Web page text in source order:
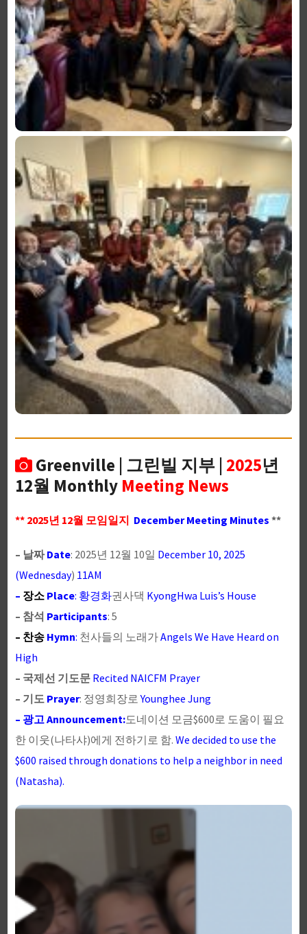
Greenville | 그린빌 지부 | 2025년
12월 Monthly Meeting News
** 2025년 12월 모임일지 December Meeting Minutes **
– 날짜Date: 2025년 12월 10일 December 10, 2025
(Wednesday) 11AM
– 장소Place: 황경화권사댁 KyongHwa Luis’s House
– 참석 Participants: 5
– 찬송Hymn: 천사들의 노래가Angels We Have Heard on
High
– 국제선 기도문 Recited NAICFM Prayer
– 기도 Prayer: 정영희장로Younghee Jung
– 광고 Announcement:도네이션 모금$600로 도움이 필요
한 이웃(나타샤)에게 전하기로 함. We decided to use the
$600 raised through donations to help a neighbor in need
(Natasha).